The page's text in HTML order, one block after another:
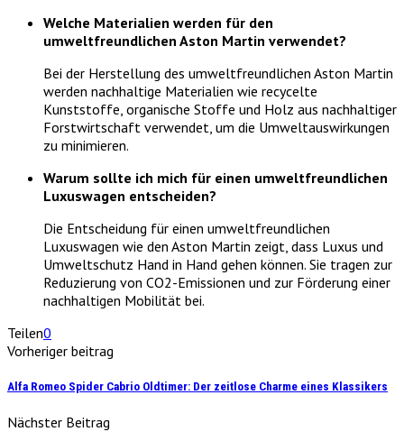
Welche Materialien werden für den
umweltfreundlichen Aston Martin verwendet?
Bei der Herstellung des umweltfreundlichen Aston Martin
werden nachhaltige Materialien wie recycelte
Kunststoffe, organische Stoffe und Holz aus nachhaltiger
Forstwirtschaft verwendet, um die Umweltauswirkungen
zu minimieren.
Warum sollte ich mich für einen umweltfreundlichen
Luxuswagen entscheiden?
Die Entscheidung für einen umweltfreundlichen
Luxuswagen wie den Aston Martin zeigt, dass Luxus und
Umweltschutz Hand in Hand gehen können. Sie tragen zur
Reduzierung von CO2-Emissionen und zur Förderung einer
nachhaltigen Mobilität bei.
Teilen0
Vorheriger beitrag
Alfa Romeo Spider Cabrio Oldtimer: Der zeitlose Charme eines Klassikers
Nächster Beitrag